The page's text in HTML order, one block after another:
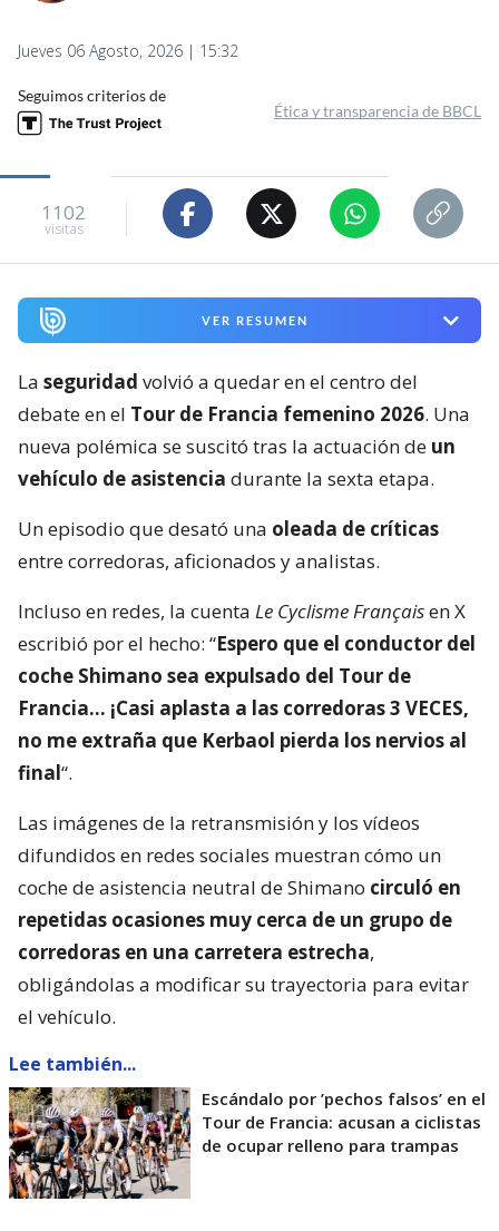
Jueves 06 Agosto, 2026 | 15:32
Seguimos criterios de
Ética y transparencia de BBCL
1102
visitas
VER RESUMEN
La seguridad volvió a quedar en el centro del
debate en el Tour de Francia femenino 2026. Una
nueva polémica se suscitó tras la actuación de un
vehículo de asistencia durante la sexta etapa.
Un episodio que desató una oleada de críticas
entre corredoras, aficionados y analistas.
Incluso en redes, la cuenta Le Cyclisme Françaisen X
escribió por el hecho: “Espero que el conductor del
coche Shimano sea expulsado del Tour de
Francia… ¡Casi aplasta a las corredoras 3 VECES,
no me extraña que Kerbaol pierda los nervios al
final“.
Las imágenes de la retransmisión y los vídeos
difundidos en redes sociales muestran cómo un
coche de asistencia neutral de Shimano circuló en
repetidas ocasiones muy cerca de un grupo de
corredoras en una carretera estrecha,
obligándolas a modificar su trayectoria para evitar
el vehículo.
Lee también...
Escándalo por ’pechos falsos’ en el
Tour de Francia: acusan a ciclistas
de ocupar relleno para trampas